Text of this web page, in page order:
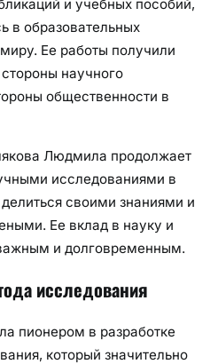
и учебных пособий,
в образовательных
Ее работы получили
научного
общественности в
Людмила продолжает
исследованиями в
своими знаниями и
Ее вклад в науку и
и долговременным.
исследования
пионером в разработке
который значительно